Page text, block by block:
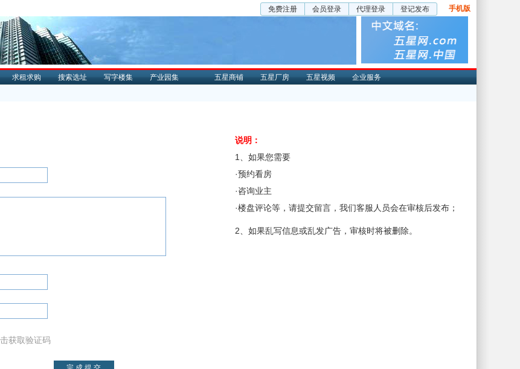
免费注册 会员登录 代理登录 登记发布 手机版
求租求购 搜索选址 写字楼集 产业园集 五星商铺 五星厂房 五星视频 企业服务
获取验证码
说明：
1、如果您需要
·预约看房
·咨询业主
·楼盘评论等，请提交留言，我们客服人员会在审核后发布；
2、如果乱写信息或乱发广告，审核时将被删除。